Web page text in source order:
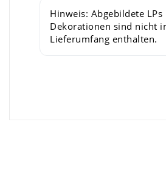
Hinweis: Abgebildete
Dekorationen sind nicht
Lieferumfang enthalten.